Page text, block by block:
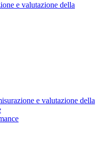
e valutazione della
e valutazione della